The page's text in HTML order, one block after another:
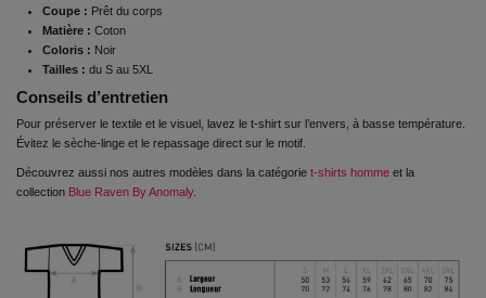
Coupe : Prêt du corps
Matière : Coton
Coloris : Noir
Tailles : du S au 5XL
Conseils d’entretien
Pour préserver le textile et le visuel, lavez le t-shirt sur l’envers, à basse température.
Évitez le sèche-linge et le repassage direct sur le motif.
Découvrez aussi nos autres modèles dans la catégorie t-shirts homme et la
collection Blue Raven By Anomaly.